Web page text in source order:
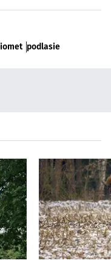
podlasie